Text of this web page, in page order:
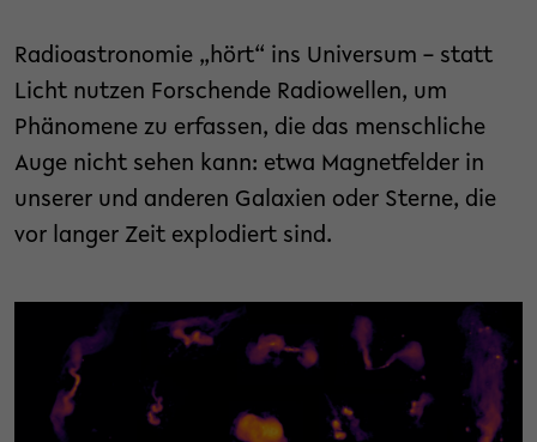
Radioastronomie „hört“ ins Universum – statt
Licht nutzen Forschende Radiowellen, um
Phänomene zu erfassen, die das menschliche
Auge nicht sehen kann: etwa Magnetfelder in
unserer und anderen Galaxien oder Sterne, die
vor langer Zeit explodiert sind.